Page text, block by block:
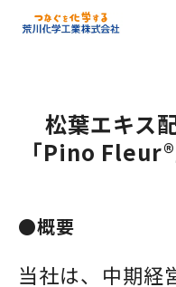
選ばれる理由
技術資料DLサイト
技術資料DLサイト (English)
松葉エキス
「Pino
●概要
当社は、中期経